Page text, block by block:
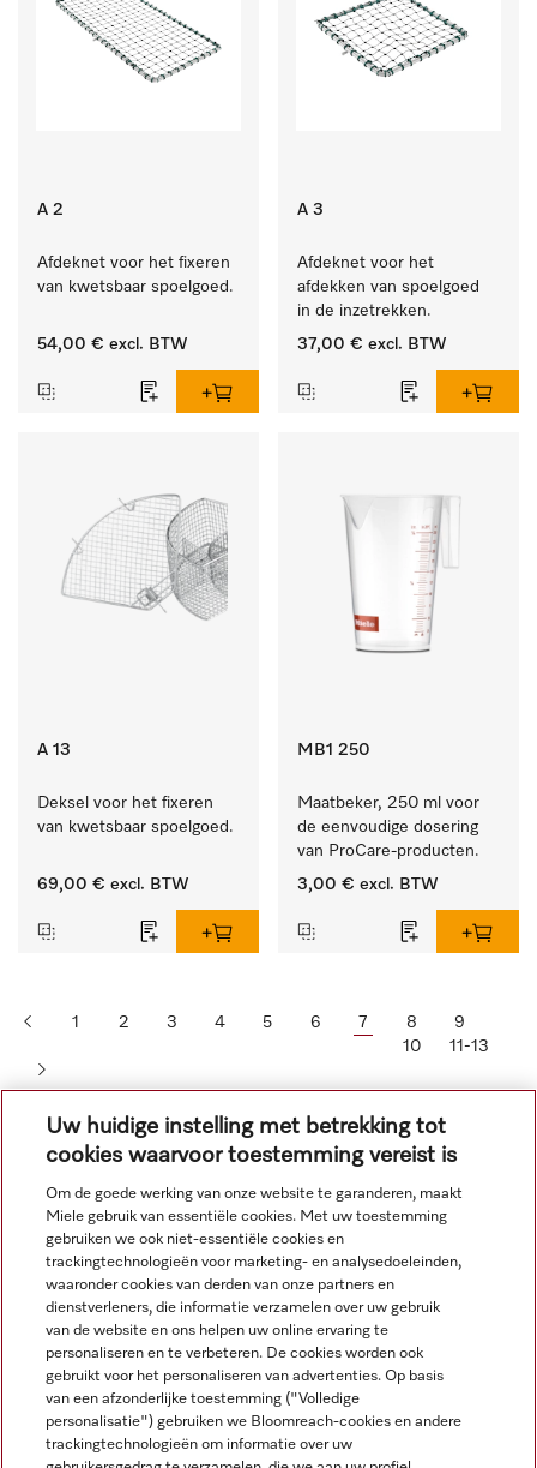
A 2
Afdeknet voor het fixeren
van kwetsbaar spoelgoed.
54,00 € excl. BTW
A 3
Afdeknet voor het
afdekken van spoelgoed
in de inzetrekken.
37,00 € excl. BTW
A 13
Deksel voor het fixeren
van kwetsbaar spoelgoed.
69,00 € excl. BTW
MB1 250
Maatbeker, 250 ml voor
de eenvoudige dosering
van ProCare-producten.
3,00 € excl. BTW
1 2 3 4 5 6 7 8
9
10
11-13
Navigatie
Service
Uw huidige instelling met betrekking tot
cookies waarvoor toestemming vereist is
Om de goede werking van onze website te garanderen, maakt
Miele gebruik van essentiële cookies. Met uw toestemming
gebruiken we ook niet-essentiële cookies en
trackingtechnologieën voor marketing- en analysedoeleinden,
waaronder cookies van derden van onze partners en
dienstverleners, die informatie verzamelen over uw gebruik
van de website en ons helpen uw online ervaring te
personaliseren en te verbeteren. De cookies worden ook
gebruikt voor het personaliseren van advertenties. Op basis
van een afzonderlijke toestemming ("Volledige
personalisatie") gebruiken we Bloomreach-cookies en andere
trackingtechnologieën om informatie over uw